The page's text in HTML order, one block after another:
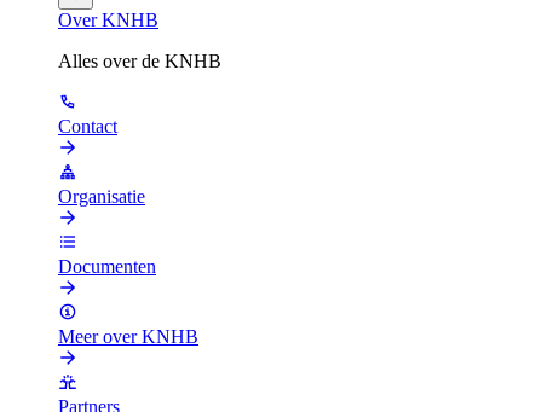
Over KNHB
Alles over de KNHB
Contact
Organisatie
Documenten
Meer over KNHB
Partners